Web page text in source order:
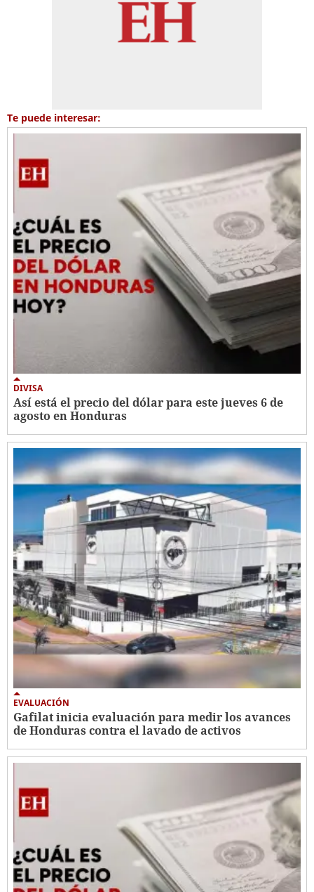
Te puede interesar:
DIVISA
Así está el precio del dólar para este jueves 6 de
agosto en Honduras
EVALUACIÓN
Gafilat inicia evaluación para medir los avances
de Honduras contra el lavado de activos